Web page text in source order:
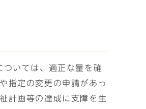
いては、適正な量を確
指定の変更の申請があっ
計画等の達成に支障を生